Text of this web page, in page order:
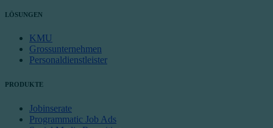
LÖSUNGEN
KMU
Grossunternehmen
Personaldienstleister
PRODUKTE
Jobinserate
Programmatic Job Ads